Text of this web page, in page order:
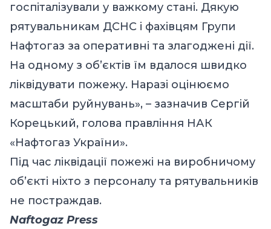
госпіталізували у важкому стані. Дякую
рятувальникам ДСНС і фахівцям Групи
Нафтогаз за оперативні та злагоджені дії.
На одному з об’єктів їм вдалося швидко
ліквідувати пожежу. Наразі оцінюємо
масштаби руйнувань», – зазначив Сергій
Корецький, голова правління НАК
«Нафтогаз України».
Під час ліквідації пожежі на виробничому
об’єкті ніхто з персоналу та рятувальників
не постраждав.
Naftogaz Press